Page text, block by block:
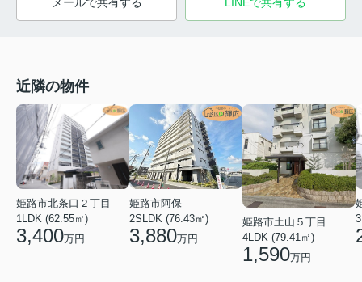
近隣の物件
姫路市北条口２丁目
1LDK (62.55㎡)
3,400万円
姫路市阿保
2SLDK (76.43㎡)
3,880万円
姫路市土山５丁目
4LDK (79.41㎡)
1,590万円